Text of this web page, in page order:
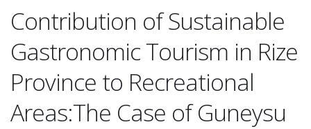
Contribution of Sustainable
Gastronomic Tourism in Rize
Province to Recreational
Areas:The Case of Guneysu